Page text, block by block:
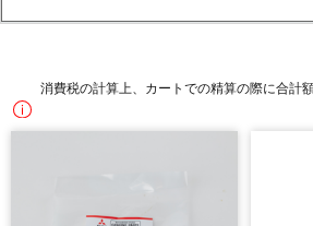
消費税の計算上、カートでの精算の際に合計